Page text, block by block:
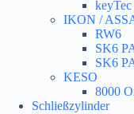
IKON /
RW6
SK6
SK6
KESO
8000
Schließzylinder